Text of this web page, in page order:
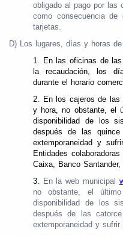
obligado al pago por las
como consecuencia
tarjetas.
D) Los lugares, días y horas
1. En las oficinas de
la recaudación, los
durante el horario
2. En los cajeros de las
y hora, no obstante, el
disponibilidad de los
después de las
extemporaneidad y
Entidades
Caixa, Banco
3. En la web municipal
no obstante, el
disponibilidad de los
después de las
extemporaneidad y